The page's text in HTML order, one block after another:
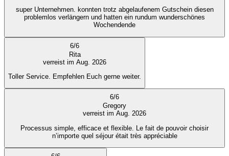
super Unternehmen. konnten trotz abgelaufenem Gutschein diesen
problemlos verlängern und hatten ein rundum wunderschönes
Wochendende
6/6
Rita
verreist im Aug. 2026
Toller Service. Empfehlen Euch gerne weiter.
6/6
Gregory
verreist im Aug. 2026
Processus simple, efficace et flexible. Le fait de pouvoir choisir
n’importe quel séjour était très appréciable